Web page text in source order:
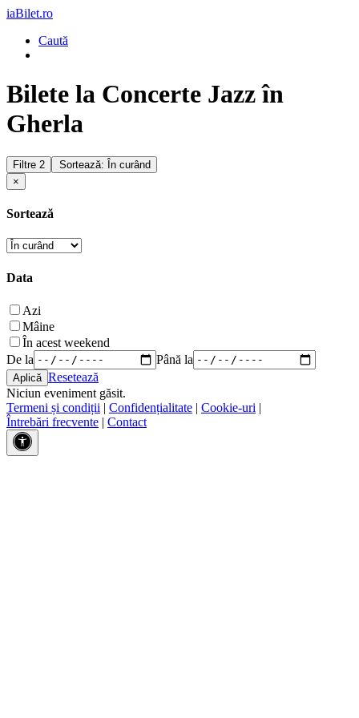
iaBilet.ro
Caută
Bilete la Concerte Jazz în
Gherla
Filtre 2
Sortează: În curând
×
Sortează
Data
Azi
Mâine
În acest weekend
De la
Până la
Resetează
Niciun eveniment găsit.
Termeni și condiții | Confidențialitate | Cookie-uri |
Întrebări frecvente | Contact